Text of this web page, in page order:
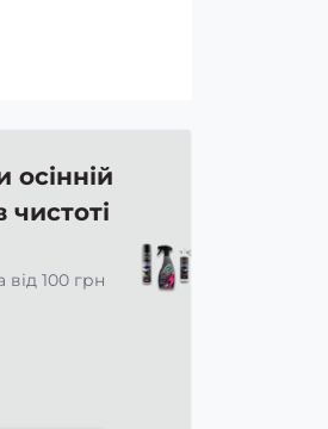
осінній
чистоті
100 грн